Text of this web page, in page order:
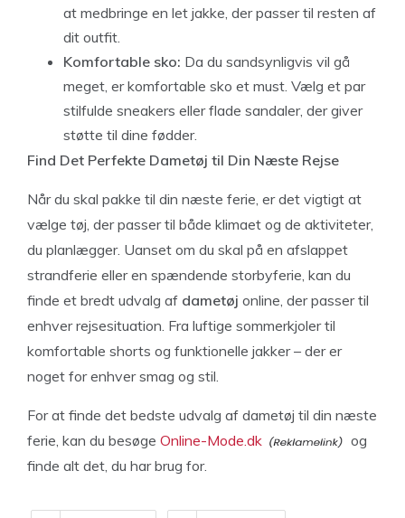
at medbringe en let jakke, der passer til resten af
dit outfit.
Komfortable sko: Da du sandsynligvis vil gå
meget, er komfortable sko et must. Vælg et par
stilfulde sneakers eller flade sandaler, der giver
støtte til dine fødder.
Find Det Perfekte Dametøj til Din Næste Rejse
Når du skal pakke til din næste ferie, er det vigtigt at
vælge tøj, der passer til både klimaet og de aktiviteter,
du planlægger. Uanset om du skal på en afslappet
strandferie eller en spændende storbyferie, kan du
finde et bredt udvalg af dametøj online, der passer til
enhver rejsesituation. Fra luftige sommerkjoler til
komfortable shorts og funktionelle jakker – der er
noget for enhver smag og stil.
For at finde det bedste udvalg af dametøj til din næste
ferie, kan du besøge Online-Mode.dk
og
finde alt det, du har brug for.